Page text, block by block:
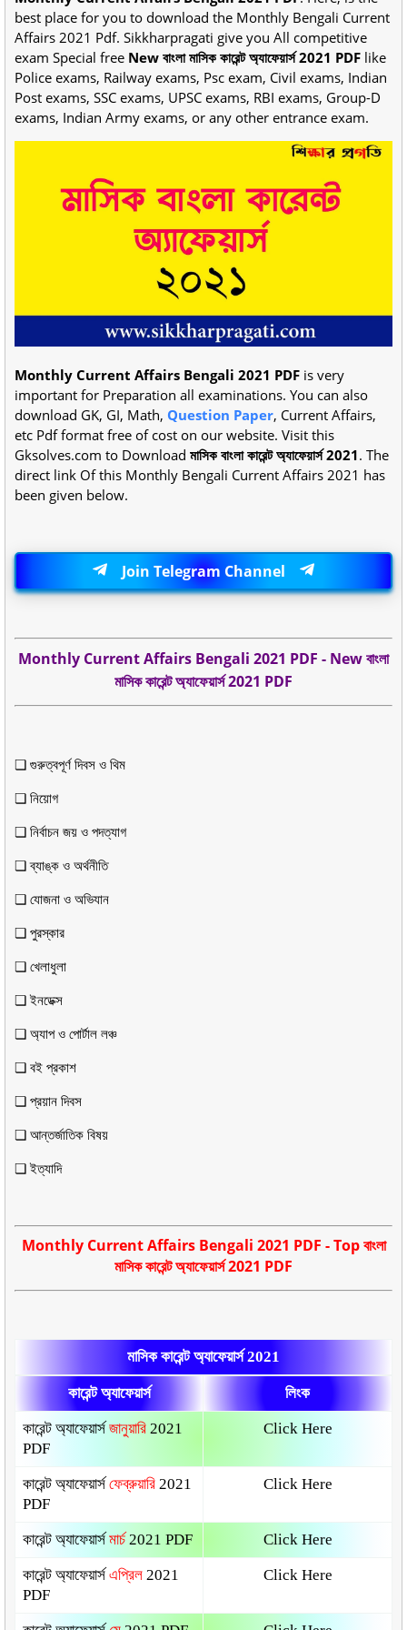
best place for you to download the Monthly Bengali Current
Affairs 2021 Pdf. Sikkharpragati give you All competitive
exam Special free New বাংলা মাসিক কারেন্ট অ্যাফেয়ার্স 2021 PDF like
Police exams, Railway exams, Psc exam, Civil exams, Indian
Post exams, SSC exams, UPSC exams, RBI exams, Group-D
exams, Indian Army exams, or any other entrance exam.
Monthly Current Affairs Bengali 2021 PDF is very
important for Preparation all examinations. You can also
download GK, GI, Math, Question Paper, Current Affairs,
etc Pdf format free of cost on our website. Visit this
Gksolves.com to Download মাসিক বাংলা কারেন্ট অ্যাফেয়ার্স 2021. The
direct link Of this Monthly Bengali Current Affairs 2021 has
been given below.
Join Telegram Channel
Monthly Current Affairs Bengali 2021 PDF - New বাংলা
মাসিক কারেন্ট অ্যাফেয়ার্স 2021 PDF
❏ গুরুত্বপূর্ণ দিবস ও থিম
❏ নিয়োগ
❏ নির্বাচন জয় ও পদত্যাগ
❏ ব্যাঙ্ক ও অর্থনীতি
❏ যোজনা ও অভিযান
❏ পুরস্কার
❏ খেলাধুলা
❏ ইনডেক্স
❏ অ্যাপ ও পোর্টাল লঞ্চ
❏ বই প্রকাশ
❏ প্রয়ান দিবস
❏ আন্তর্জাতিক বিষয়
❏ ইত্যাদি
Monthly Current Affairs Bengali 2021 PDF - Top বাংলা
মাসিক কারেন্ট অ্যাফেয়ার্স 2021 PDF
মাসিক কারেন্ট অ্যাফেয়ার্স 2021
কারেন্ট অ্যাফেয়ার্স লিংক
কারেন্ট অ্যাফেয়ার্সজানুয়ারি 2021
PDF
Click Here
কারেন্ট অ্যাফেয়ার্সফেব্রুয়ারি 2021
PDF
Click Here
কারেন্ট অ্যাফেয়ার্সমার্চ2021 PDF Click Here
কারেন্ট অ্যাফেয়ার্সএপ্রিল 2021
PDF
Click Here